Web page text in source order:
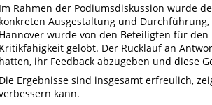
Im Rahmen der Podiumsdiskussion wurde
konkreten Ausgestaltung und
Hannover wurde von den Beteiligten für
Kritikfähigkeit gelobt. Der Rücklauf an
hatten, ihr Feedback abzugeben und diese
Die Ergebnisse sind insgesamt erfreulich,
kann.